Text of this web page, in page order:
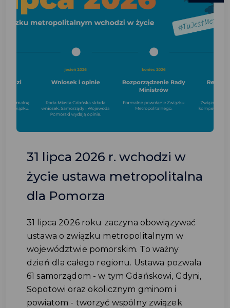
31 lipca 2026 r. wchodzi w
życie ustawa metropolitalna
dla Pomorza
31 lipca 2026 roku zaczyna obowiązywać
ustawa o związku metropolitalnym w
województwie pomorskim. To ważny
dzień dla całego regionu. Ustawa pozwala
61 samorządom - w tym Gdańskowi, Gdyni,
Sopotowi oraz okolicznym gminom i
powiatom - tworzyć wspólny związek